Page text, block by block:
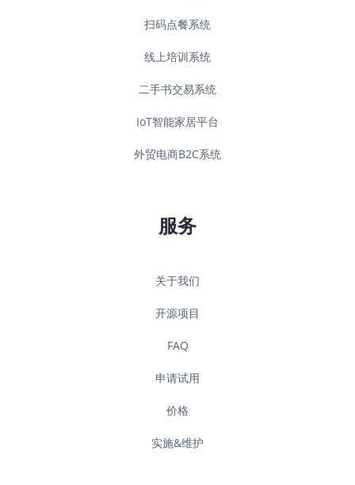
扫码点餐系统
线上培训系统
二手书交易系统
IoT智能家居平台
外贸电商B2C系统
服务
关于我们
开源项目
FAQ
申请试用
价格
实施&维护